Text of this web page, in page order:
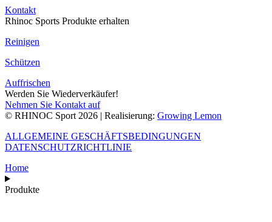
Kontakt
Rhinoc Sports Produkte erhalten
Reinigen
Schützen
Auffrischen
Werden Sie Wiederverkäufer!
Nehmen Sie Kontakt auf
© RHINOC Sport 2026 | Realisierung: Growing Lemon
ALLGEMEINE GESCHÄFTSBEDINGUNGEN
DATENSCHUTZRICHTLINIE
Home
Produkte